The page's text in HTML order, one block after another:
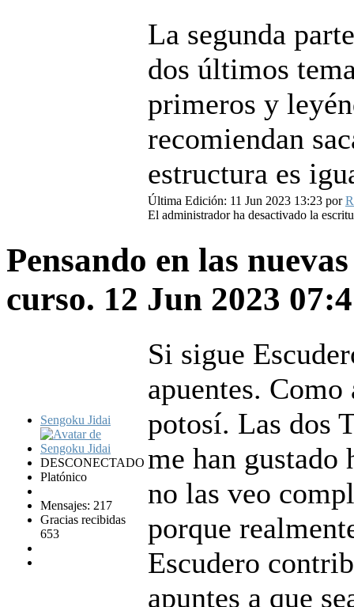
La segunda
dos últimos
primeros y
recomiendan
estructura es
Última Edición: 11 Jun 2023 13:23 por
El administrador ha desactivado la
Pensando en las
curso. 12 Jun 2023
Sengoku Jidai
DESCONECTADO
Platónico
Mensajes: 217
Gracias recibidas
653
Si sigue
apuentes.
potosí. Las dos
me han gustado
no las veo
porque
Escudero
apuntes a que